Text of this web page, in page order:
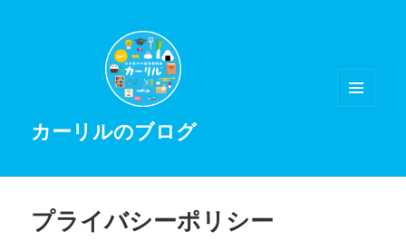
カーリルのブログ
プライバシーポリシー